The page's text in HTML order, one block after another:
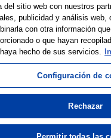
Items sorted by: 11 to
del sitio web con nuestros
publicidad y análisis web,
con otra información
o que hayan
hecho de sus servicios.
Configuración de
Rechazar